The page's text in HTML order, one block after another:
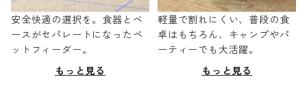
安全快適の選択を。食器とベ
ースがセパレートになったペ
ットフィーダー。
もっと見る
軽量で割れにくい、普段の食
卓はもちろん、キャンプやパ
ーティーでも大活躍。
もっと見る